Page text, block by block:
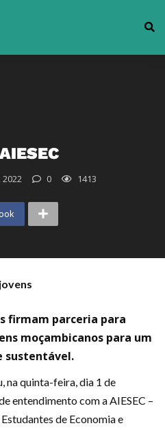
0 1413
firmam parceria para
moçambicanos para um
sustentável.
na quinta-feira, dia 1 de
entendimento com a AIESEC –
de Economia e